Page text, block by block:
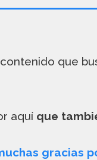
que
aquí que
gracias